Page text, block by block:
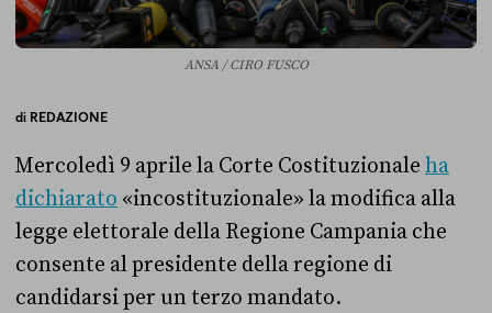
ANSA / CIRO FUSCO
di REDAZIONE
Mercoledì 9 aprile la Corte Costituzionale ha
dichiarato «incostituzionale» la modifica alla
legge elettorale della Regione Campania che
consente al presidente della regione di
candidarsi per un terzo mandato.